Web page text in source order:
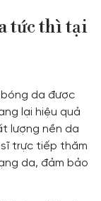
tức thì tại
bóng da được
lại hiệu quả
lượng nền da
trực tiếp thăm
da, đảm bảo